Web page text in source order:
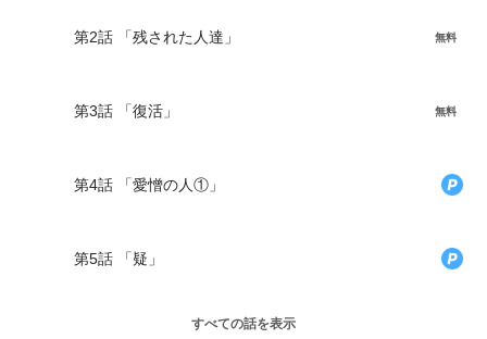
第2話 「残された人達」 無料
第3話 「復活」 無料
第4話 「愛憎の人①」
第5話 「疑」
すべての話を表示